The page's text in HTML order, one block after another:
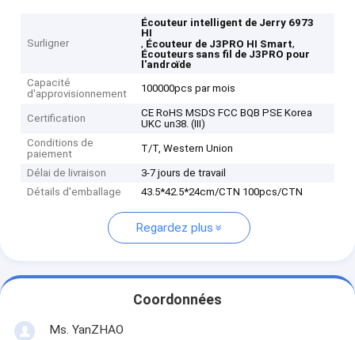
Surligner
Écouteur intelligent de Jerry 6973
HI
, Écouteur de J3PRO HI Smart,
Écouteurs sans fil de J3PRO pour
l'androïde
Capacité
d'approvisionnement
100000pcs par mois
Certification
CE RoHS MSDS FCC BQB PSE Korea
UKC un38. (III)
Conditions de
paiement
T/T, Western Union
Délai de livraison
3-7 jours de travail
Détails d'emballage
43.5*42.5*24cm/CTN 100pcs/CTN
Regardez plus
Coordonnées
Ms. YanZHAO